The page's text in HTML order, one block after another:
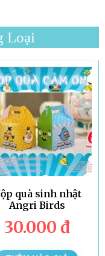
Loại
quà sinh nhật
Angri Birds
30.000 đ